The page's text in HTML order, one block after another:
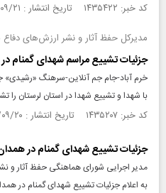
کد خبر: ۱۴۳۵۴۲۲ تاریخ انتشار : ۱۴۰۲/۰۹/۲۱
مدیرکل حفظ آثار و نشر ارزش‌های
جزئیات تشییع مراسم شهدای گمنام در
خرم آباد-جام جم آنلاین-سرهنگ «رشیدی»
با شهدا و تشییع شهدا در استان لرستان را
کد خبر: ۱۴۳۵۲۰۷ تاریخ انتشار : ۱۴۰۲/۰۹/۲۰
جزئیات تشییع شهدای گمنام در
مدیر اجرایی شورای هماهنگی حفظ آثار
به اعلام جزئیات تشییع شهدای گمنام در